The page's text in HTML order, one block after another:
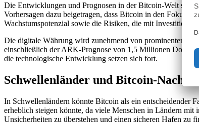
Die Entwicklungen und Prognosen in der Bitcoin-Welt sind
Vorhersagen dazu beigetragen, dass Bitcoin in den Fokus
Wachstumspotenzial sowie die Risiken, die mit
Die digitale Währung wird zunehmend von prominenten
einschließlich der ARK-Prognose von 1,5 Millionen Dollar,
die technologische Entwicklung setzen sich fort.
Schwellenländer und Bitcoin-
In Schwellenländern könnte Bitcoin als ein entscheidender
erheblich steigen könnte, da viele Menschen in Ländern
Unsicherheiten zu überstehen und einen sicheren Hafen zu